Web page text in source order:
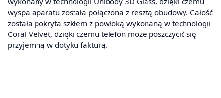
wyspa aparatu została połączona z resztą obudowy. Całość
została pokryta szkłem z powłoką wykonaną w technologii
Coral Velvet, dzięki czemu telefon może poszczycić się
przyjemną w dotyku fakturą.